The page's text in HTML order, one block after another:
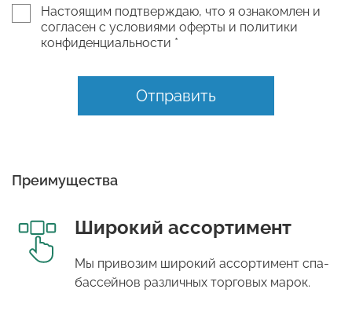
Настоящим подтверждаю, что я ознакомлен и
согласен с условиями оферты и политики
конфиденциальности *
Отправить
Преимущества
Широкий ассортимент
Мы привозим широкий ассортимент спа-
бассейнов различных торговых марок.